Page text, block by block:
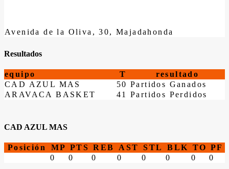
Avenida de la Oliva, 30, Majadahonda
Resultados
equipo T
resultado
CAD AZUL MAS
50 Partidos Ganados
ARAVACA BASKET
41 Partidos Perdidos
CAD AZUL MAS
Posición MP PTS REB AST STL BLK TO PF
0
0 0 0 0 0 0 0